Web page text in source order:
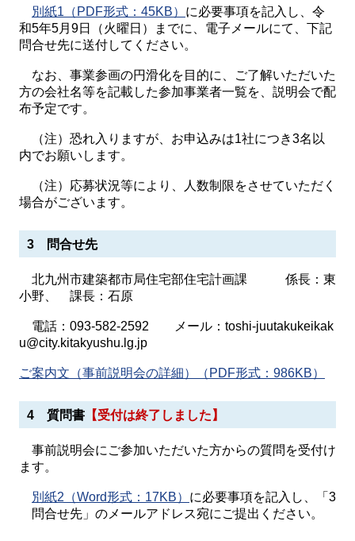
別紙1（PDF形式：45KB） に必要事項を記入し、令
和5年5月9日（火曜日）までに、電子メールにて、下記
問合せ先に送付してください。
なお、事業参画の円滑化を目的に、ご了解いただいた
方の会社名等を記載した参加事業者一覧を、説明会で配
布予定です。
（注）恐れ入りますが、お申込みは1社につき3名以
内でお願いします。
（注）応募状況等により、人数制限をさせていただく
場合がございます。
3 問合せ先
北九州市建築都市局住宅部住宅計画課 係長：東
小野、 課長：石原
電話：093-582-2592 メール：toshi-juutakukeikak
u@city.kitakyushu.lg.jp
ご案内文（事前説明会の詳細）（PDF形式：986KB）
4 質問書 【受付は終了しました】
事前説明会にご参加いただいた方からの質問を受付け
ます。
別紙2（Word形式：17KB） に必要事項を記入し、「3
問合せ先」のメールアドレス宛にご提出ください。